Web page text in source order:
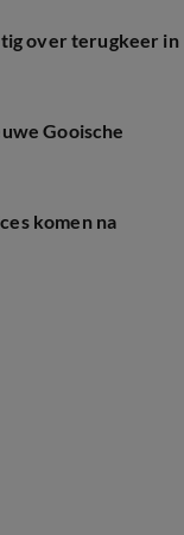
over terugkeer in
Gooische
komen na